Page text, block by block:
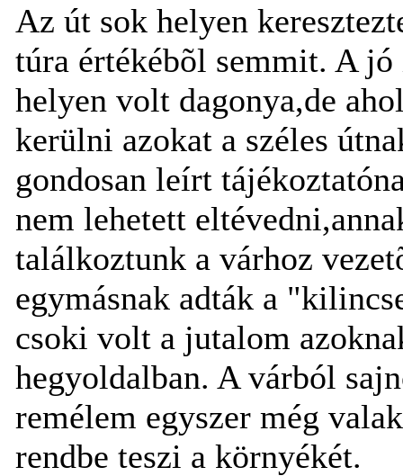
Az út sok helyen
túra értékébõl semmit. A
helyen volt dagonya,de
kerülni azokat a széles
gondosan leírt
nem lehetett
találkoztunk a várhoz
egymásnak adták a
csoki volt a jutalom
hegyoldalban. A várból
remélem egyszer még
rendbe teszi a környékét.